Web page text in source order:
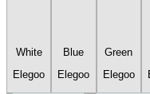
White
Elegoo
Blue
Elegoo
Green
Elegoo